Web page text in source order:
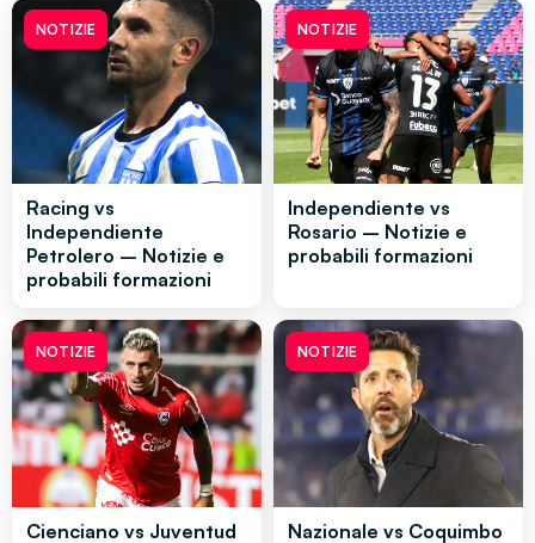
NOTIZIE
Racing vs
Independiente
Petrolero – Notizie e
probabili formazioni
NOTIZIE
Independiente vs
Rosario – Notizie e
probabili formazioni
NOTIZIE
Cienciano vs Juventud
NOTIZIE
Nazionale vs Coquimbo